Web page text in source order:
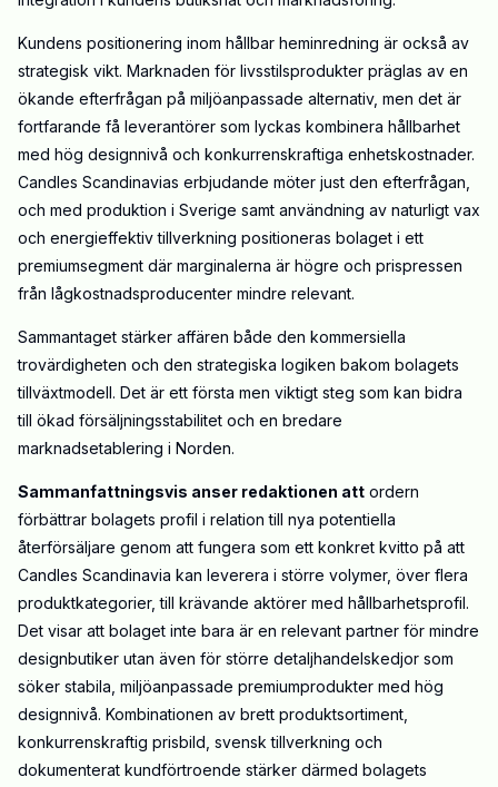
Kundens positionering inom hållbar heminredning är också av
strategisk vikt. Marknaden för livsstilsprodukter präglas av en
ökande efterfrågan på miljöanpassade alternativ, men det är
fortfarande få leverantörer som lyckas kombinera hållbarhet
med hög designnivå och konkurrenskraftiga enhetskostnader.
Candles Scandinavias erbjudande möter just den efterfrågan,
och med produktion i Sverige samt användning av naturligt vax
och energieffektiv tillverkning positioneras bolaget i ett
premiumsegment där marginalerna är högre och prispressen
från lågkostnadsproducenter mindre relevant.
Sammantaget stärker affären både den kommersiella
trovärdigheten och den strategiska logiken bakom bolagets
tillväxtmodell. Det är ett första men viktigt steg som kan bidra
till ökad försäljningsstabilitet och en bredare
marknadsetablering i Norden.
Sammanfattningsvis anser redaktionen att ordern
förbättrar bolagets profil i relation till nya potentiella
återförsäljare genom att fungera som ett konkret kvitto på att
Candles Scandinavia kan leverera i större volymer, över flera
produktkategorier, till krävande aktörer med hållbarhetsprofil.
Det visar att bolaget inte bara är en relevant partner för mindre
designbutiker utan även för större detaljhandelskedjor som
söker stabila, miljöanpassade premiumprodukter med hög
designnivå. Kombinationen av brett produktsortiment,
konkurrenskraftig prisbild, svensk tillverkning och
dokumenterat kundförtroende stärker därmed bolagets